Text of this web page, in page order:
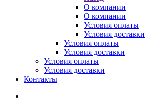
О компании
О компании
Условия оплаты
Условия доставки
Условия оплаты
Условия доставки
Условия оплаты
Условия доставки
Контакты